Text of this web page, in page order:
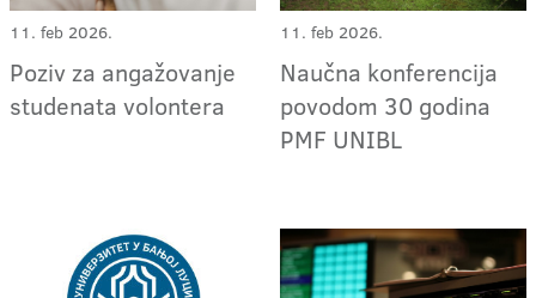
11. feb 2026.
Poziv za angažovanje
studenata volontera
11. feb 2026.
Naučna konferencija
povodom 30 godina
PMF UNIBL